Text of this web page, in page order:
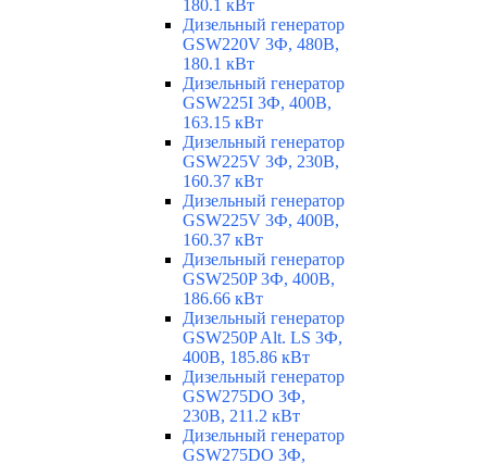
180.1 кВт
Дизельный генератор
GSW220V 3Ф, 480В,
180.1 кВт
Дизельный генератор
GSW225I 3Ф, 400В,
163.15 кВт
Дизельный генератор
GSW225V 3Ф, 230В,
160.37 кВт
Дизельный генератор
GSW225V 3Ф, 400В,
160.37 кВт
Дизельный генератор
GSW250P 3Ф, 400В,
186.66 кВт
Дизельный генератор
GSW250P Alt. LS 3Ф,
400В, 185.86 кВт
Дизельный генератор
GSW275DO 3Ф,
230В, 211.2 кВт
Дизельный генератор
GSW275DO 3Ф,